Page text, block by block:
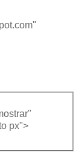
px">